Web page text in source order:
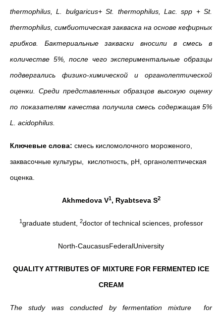
thermophilus ,L bulgaricus+St. thermophilus, Lac.spp + St.
thermophilus , симбиотическая закваска на основе кефирных
грибков. Бактериальные закваски вносили в смесь в
количестве 5%, после чего экспериментальные образцы
подвергались физико-химической и органолептической
оценки. Среди представленных образцов высокую оценку
по показателям качества получила смесь содержащая 5%
L
acidophilus
Ключевые слова: смесь кисломолочного мороженого,
заквасочные культуры, кислотность, рН, органолептическая
оценка.
Akhmedova V1, Ryabtseva S2
1graduate student, 2doctor of technical sciences, professor
North-CaucasusFederalUniversity
QUALITY ATTRIBUTES OF MIXTURE FOR FERMENTED ICE
CREAM
The study was conducted by fermentation mixture for